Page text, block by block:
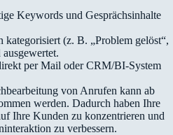
Keywords und Gesprächsinhalte
kategorisiert (z. B. „Problem gelöst“,
per Mail oder CRM/BI-System
von Anrufen kann ab
werden. Dadurch haben Ihre
Ihre Kunden zu konzentrieren und
zu verbessern.